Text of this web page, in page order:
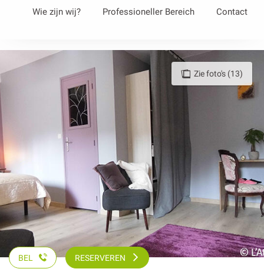
Wie zijn wij? Professioneller Bereich Contact
Zie foto's (13)
BEL RESERVEREN